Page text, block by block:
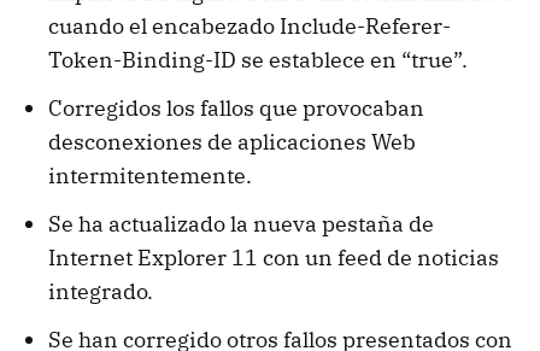
cuando el encabezado Include-Referer-
Token-Binding-ID se establece en “true”.
Corregidos los fallos que provocaban
desconexiones de aplicaciones Web
intermitentemente.
Se ha actualizado la nueva pestaña de
Internet Explorer 11 con un feed de noticias
integrado.
Se han corregido otros fallos presentados con